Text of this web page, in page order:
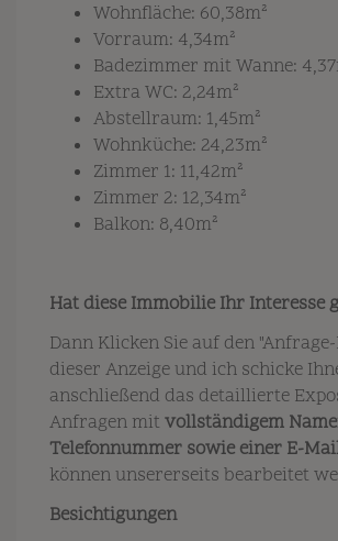
Wohnfläche: 60,38m²
Vorraum: 4,34m²
Badezimmer mit Wanne:
Extra WC: 2,24m²
Abstellraum: 1,45m²
Wohnküche: 24,23m²
Zimmer 1: 11,42m²
Zimmer 2: 12,34m²
Balkon: 8,40m²
Hat diese Immobilie Ihr Interesse
Dann Klicken Sie auf den
dieser Anzeige und ich schicke
anschließend das detaillierte
Anfragen mit vollständigem
Telefonnummer sowie einer E-
können unsererseits bearbeitet
Besichtigungen